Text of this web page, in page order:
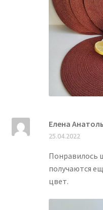
Елена
25.04.2022
Понравилось
получаются
цвет.